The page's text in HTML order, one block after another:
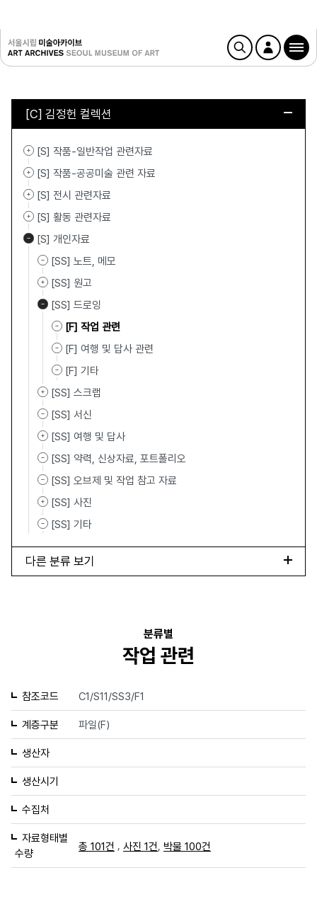
[C] 김정헌 컬렉션
[S] 작품-일반작업 관련자료
[S] 작품-공공미술 관련 자료
[S] 전시 관련자료
[S] 활동 관련자료
[S] 개인자료
[SS] 노트, 메모
[SS] 원고
[SS] 드로잉
[F] 작업 관련
[F] 여행 및 답사 관련
[F] 기타
[SS] 스크랩
[SS] 서신
[SS] 여행 및 답사
[SS] 약력, 신상자료, 포트폴리오
[SS] 오브제 및 작업 참고 자료
[SS] 사진
[SS] 기타
다른 분류 보기
분류별
작업 관련
참조코드 C1/S11/SS3/F1
계층구분 파일(F)
생산자
생산시기
수집처
자료형태별
수량
총 101건 , 사진 1건 박물 100건